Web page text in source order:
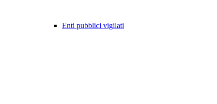
Enti pubblici vigilati